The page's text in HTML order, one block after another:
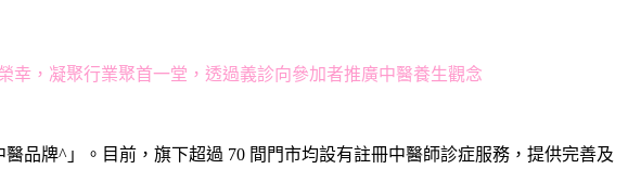
幸，凝聚行業聚首一堂，透過義診向參加者推廣中醫養生觀念
品牌^」。目前，旗下超過 70 間門市均設有註冊中醫師診症服務，提供完善及